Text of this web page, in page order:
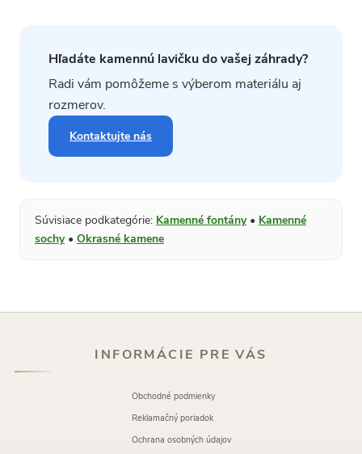
Hľadáte kamennú lavičku do vašej záhrady?
Radi vám pomôžeme s výberom materiálu aj
rozmerov.
Kontaktujte nás
Súvisiace podkategórie: Kamenné fontány• Kamenné
sochy• Okrasné kamene
INFORMÁCIE PRE VÁS
Obchodné podmienky
Reklamačný poriadok
Ochrana osobných údajov